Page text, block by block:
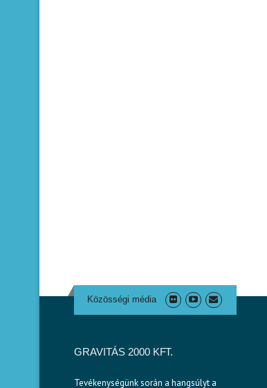
Közösségi média
GRAVITÁS 2000 KFT.
Tevékenységünk során a hangsúlyt a